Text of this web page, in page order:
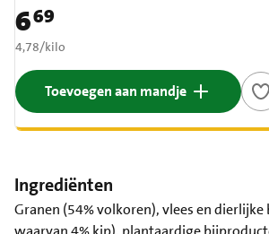
Prijs: € 6,69
669
€ 4,78 per kilo
4,78/kilo
Toevoegen aan mandje
Ingrediënten
Granen (54% volkoren), vlees en